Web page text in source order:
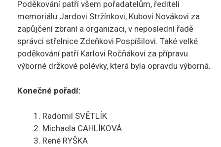
Poděkování patří všem pořadatelům, řediteli
memoriálu Jardovi Stržínkovi, Kubovi Novákovi za
zapůjčení zbraní a organizaci, v neposlední řadě
správci střelnice Zdeňkovi Pospíšilovi. Také velké
poděkování patří Karlovi Ročňákovi za přípravu
výborné držkové polévky, která byla opravdu výborná.
Konečné pořadí:
Radomil SVĚTLÍK
Michaela CAHLÍKOVÁ
René RYŠKA